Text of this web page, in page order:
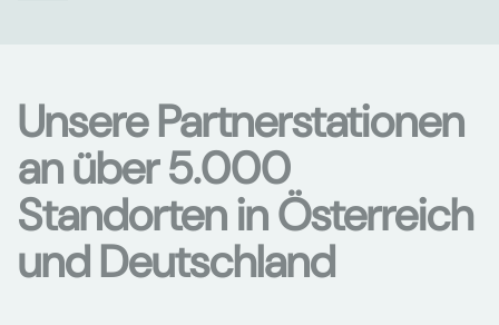
Unsere Partnerstationen
an über 5.000
Standorten in Österreich
und Deutschland